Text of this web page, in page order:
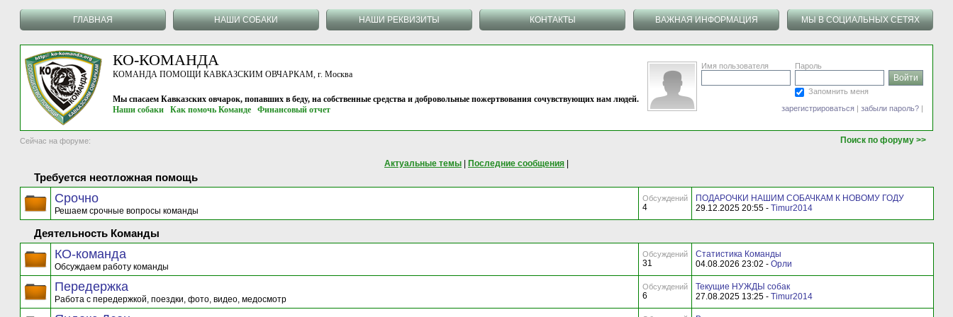
ГЛАВНАЯ НАШИ СОБАКИ НАШИ РЕКВИЗИТЫ КОНТАКТЫ ВАЖНАЯ ИНФОРМАЦИЯ МЫ В СОЦИАЛЬНЫХ СЕТЯХ
КО-КОМАНДА
КОМАНДА ПОМОЩИ КАВКАЗСКИМ ОВЧАРКАМ, г. Москва
Мы спасаем Кавказских овчарок, попавших в беду, на собственные средства и добровольные пожертвования сочувствующих нам людей.
Наши собаки
Как помочь Команде Финансовый отчет
Имя пользователя Пароль
Запомнить меня
зарегистрироваться | забыли пароль? |
Сейчас на форуме: Поиск по форуму >>
Актуальные темы Последние сообщения
Требуется неотложная помощь
Срочно
Решаем срочные вопросы команды
Обсуждений
4
ПОДАРОЧКИ НАШИМ СОБАЧКАМ К НОВОМУ ГОДУ
29.12.2025 20:55 - Timur2014
Деятельность Команды
КО-команда
Обсуждаем работу команды
Обсуждений
31
Статистика Команды
04.08.2026 23:02 - Орли
Передержка
Работа с передержкой, поездки, фото, видео, медосмотр
Обсуждений
6
Текущие НУЖДЫ собак
27.08.2025 13:25 - Timur2014